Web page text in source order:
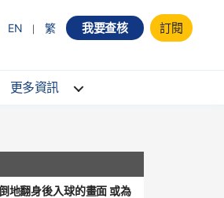
EN 繁 我要查核 訂閱
更多資訊
地翻身後入球的畫面 或為